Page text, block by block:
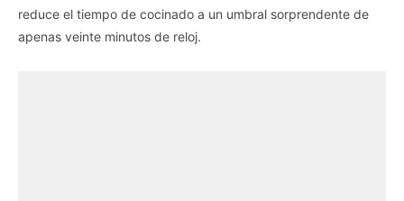
reduce el tiempo de cocinado a un umbral sorprendente de
apenas veinte minutos de reloj.